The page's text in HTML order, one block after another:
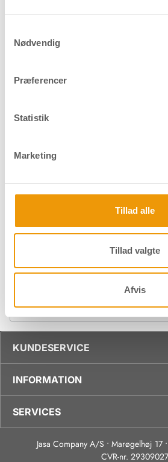
Nødvendig
Præferencer
Statistik
Marketing
Tillad alle
Tillad valgte
Afvis
Varenummer
10516
U-formet dørhank med bøsning. CC/
mm. Inkl. sammenspændingsbolte.
Overflade
Download datablad Find
KUNDESERVICE
INFORMATION
SERVICES
Jasa Company A/S • Marøgelhøj 17
CVR-nr. 29309027